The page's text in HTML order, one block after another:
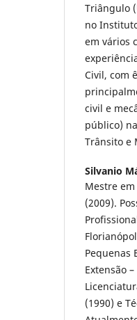
Triângulo
no
em vários
Civil, com
civil e
público)
Trânsito e
Silvanio
Mestre
(2009).
Pequenas
Extensão
(1990) e